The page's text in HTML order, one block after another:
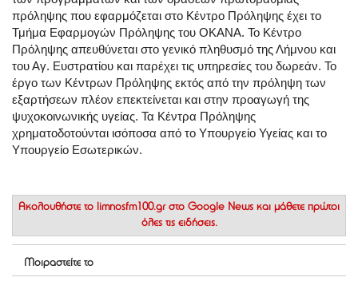
πρόληψης που εφαρμόζεται στο Κέντρο Πρόληψης έχει το
Τμήμα Εφαρμογών Πρόληψης του ΟΚΑΝΑ. Το Κέντρο
Πρόληψης απευθύνεται στο γενικό πληθυσμό της Λήμνου και
του Αγ. Ευστρατίου και παρέχει τις υπηρεσίες του δωρεάν. Το
έργο των Κέντρων Πρόληψης εκτός από την πρόληψη των
εξαρτήσεων πλέον επεκτείνεται και στην προαγωγή της
ψυχοκοινωνικής υγείας. Τα Κέντρα Πρόληψης
χρηματοδοτούνται ισόποσα από το Υπουργείο Υγείας και το
Υπουργείο Εσωτερικών.
Ακολουθήστε το limnosfm100.gr στο Google News και μάθετε πρώτοι
όλες τις ειδήσεις.
Μοιραστείτε το